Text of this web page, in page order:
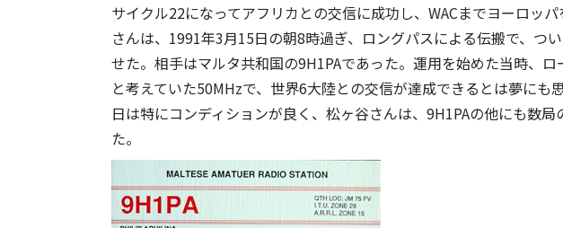
サイクル22になってアフリカとの交信に成功し、WACまでヨーロッ
さんは、1991年3月15日の朝8時過ぎ、ロングパスによる伝搬で、つ
せた。相手はマルタ共和国の9H1PAであった。運用を始めた当時、
と考えていた50MHzで、世界6大陸との交信が達成できるとは夢にも
日は特にコンディションが良く、松ヶ谷さんは、9H1PAの他にも数
た。